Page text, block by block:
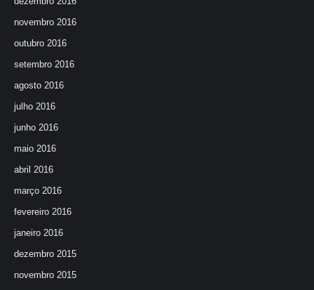
novembro 2016
outubro 2016
setembro 2016
agosto 2016
julho 2016
junho 2016
maio 2016
abril 2016
março 2016
fevereiro 2016
janeiro 2016
dezembro 2015
novembro 2015